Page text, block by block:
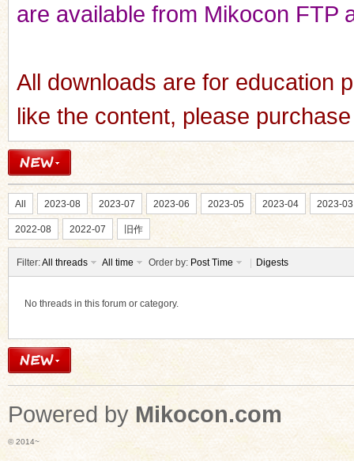
are available from Mikocon FTP
All downloads are for education
like the content, please
All 2023-08 2023-07 2023-06 2023-05 2023-04 2023-03
2022-08 2022-07 旧作
Filter:All threads All time Order by: Post Time Digests
No threads in this forum or category.
Powered by Mikocon.com
© 2014~